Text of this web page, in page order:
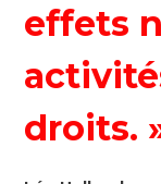
effets
droits.